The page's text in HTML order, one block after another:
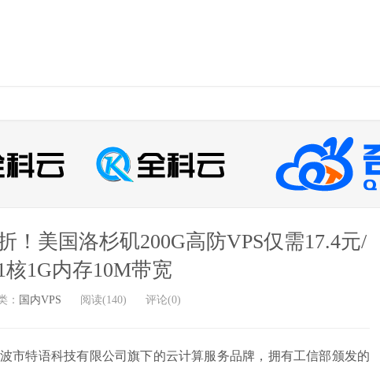
！美国洛杉矶200G高防VPS仅需17.4元/
核1G内存10M带宽
： 国内VPS 阅读(140) 评论(0)
市特语科技有限公司旗下的云计算服务品牌，拥有工信部颁发的